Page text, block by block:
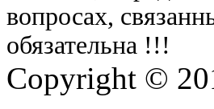
вопросах,
обязательна !!!
Copyright ©